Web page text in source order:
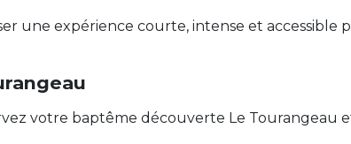
une expérience courte, intense et accessible
votre baptême découverte Le Tourangeau